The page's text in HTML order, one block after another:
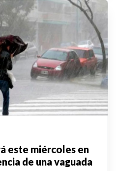
este miércoles en
de una vaguada